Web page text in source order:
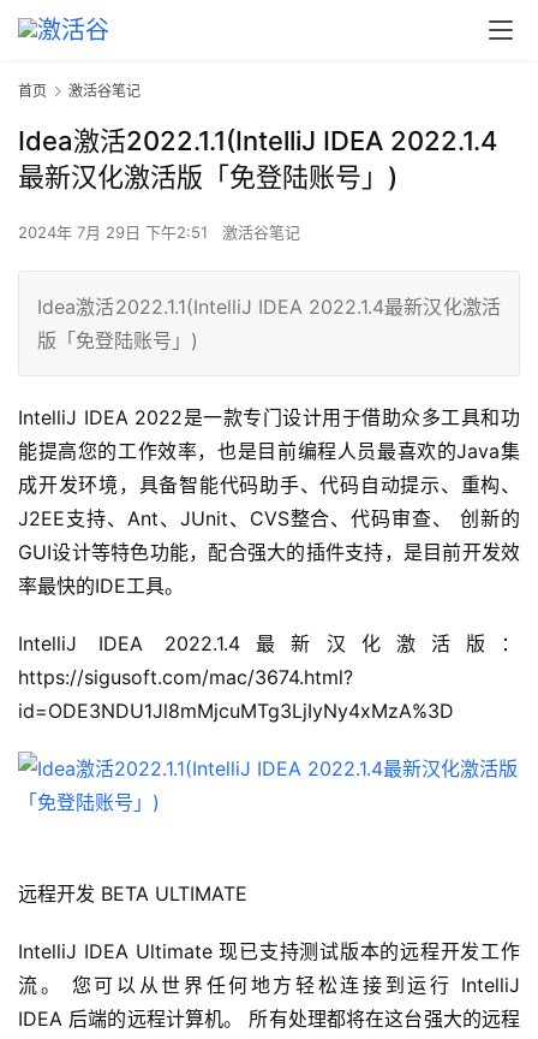
首页 激活谷笔记
Idea激活2022.1.1(IntelliJ IDEA 2022.1.4
最新汉化激活版「免登陆账号」)
2024年 7月 29日 下午2:51 激活谷笔记
Idea激活2022.1.1(IntelliJ IDEA 2022.1.4最新汉化激活
版「免登陆账号」)
IntelliJ IDEA 2022是一款专门设计用于借助众多工具和功
能提高您的工作效率，也是目前编程人员最喜欢的Java集
成开发环境，具备智能代码助手、代码自动提示、重构、
J2EE支持、Ant、JUnit、CVS整合、代码审查、 创新的
GUI设计等特色功能，配合强大的插件支持，是目前开发效
率最快的IDE工具。
IntelliJ IDEA 2022.1.4最新汉化激活版：
https://sigusoft.com/mac/3674.html?
id=ODE3NDU1Jl8mMjcuMTg3LjIyNy4xMzA%3D
远程开发 BETA ULTIMATE
IntelliJ IDEA Ultimate 现已支持测试版本的远程开发工作
流。 您可以从世界任何地方轻松连接到运行 IntelliJ
IDEA 后端的远程计算机。 所有处理都将在这台强大的远程